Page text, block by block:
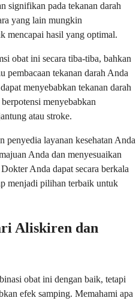
signifikan pada tekanan darah
yang lain mungkin
mencapai hasil yang optimal.
obat ini secara tiba-tiba, bahkan
pembacaan tekanan darah Anda
menyebabkan tekanan darah
menyebabkan
atau stroke.
penyedia layanan kesehatan Anda
Anda dan menyesuaikan
Anda dapat secara berkala
menjadi pilihan terbaik untuk
Aliskiren dan
obat ini dengan baik, tetapi
efek samping. Memahami apa